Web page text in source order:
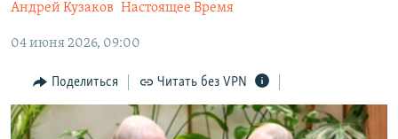
ВернутсяИНТЕРАКТИВ
ИНФОГРАФИКА
ТЕЛЕПРОЕКТ КРЫМ.РЕАЛИИ
СОВЕТЫ ПРАВОЗАЩИТНИКОВ
РАДІО СВОБОДА
КАК ОБОЙТИ БЛОКИРОВКУ
Qırımtatar
Андрей Кузаков Настоящее Время
04 июня 2026, 09:00
Поделиться Читать без VPN